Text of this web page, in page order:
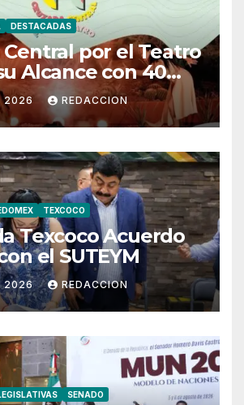
DESTACADAS
Central por el Teatro
Alcance con 40
2026 REDACCION
TEXCOCO
Texcoco Acuerdo
el SUTEYM
2026 REDACCION
SENADO